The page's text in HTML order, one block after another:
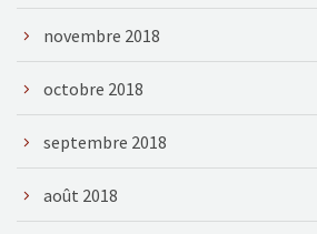
novembre 2018
octobre 2018
septembre 2018
août 2018